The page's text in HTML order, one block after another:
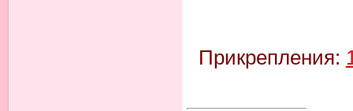
Прикрепления: